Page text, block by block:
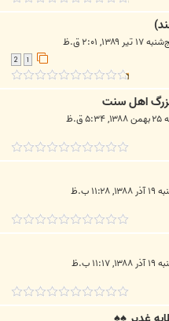
تیر ۱۳۸۹, ۲:۰۱ ق.ظ
اهل سنت
ب.ظ
ب.ظ